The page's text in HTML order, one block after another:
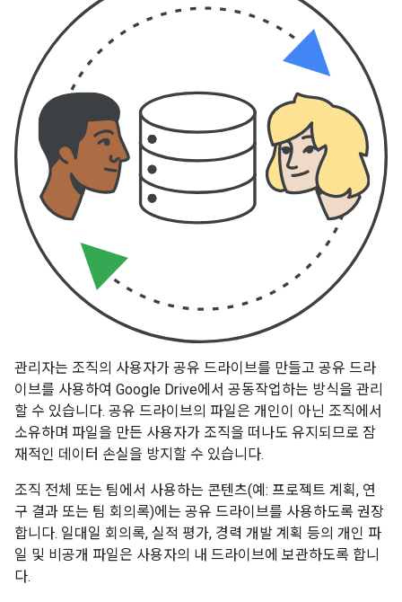
관리자는 조직의 사용자가 공유 드라이브를 만들고 공유 드라
이브를 사용하여 Google Drive에서 공동작업하는 방식을 관리
할 수 있습니다. 공유 드라이브의 파일은 개인이 아닌 조직에서
소유하며 파일을 만든 사용자가 조직을 떠나도 유지되므로 잠
재적인 데이터 손실을 방지할 수 있습니다.
조직 전체 또는 팀에서 사용하는 콘텐츠(예: 프로젝트 계획, 연
구 결과 또는 팀 회의록)에는 공유 드라이브를 사용하도록 권장
합니다. 일대일 회의록, 실적 평가, 경력 개발 계획 등의 개인 파
일 및 비공개 파일은 사용자의 내 드라이브에 보관하도록 합니
다.